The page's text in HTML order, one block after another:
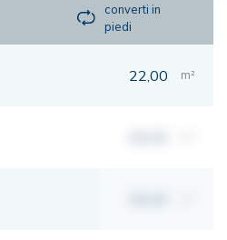
converti in
piedi
22,00 m²